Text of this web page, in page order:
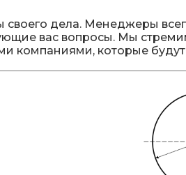
дела. Менеджеры
вас вопросы. Мы
компаниями, которые